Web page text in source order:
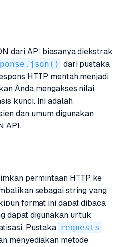
dari API biasanya diekstrak
dari pustaka
HTTP mentah menjadi
Anda mengakses nilai
kunci. Ini adalah
dan umum digunakan
API.
permintaan HTTP ke
sebagai string yang
format ini dapat dibaca
dapat digunakan untuk
Pustaka requests
menyediakan metode